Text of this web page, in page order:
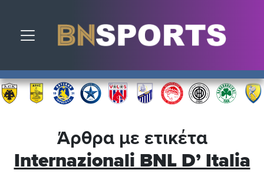
Toggle navigation
Άρθρα με ετικέτα
Internazionali BNL D’ Italia